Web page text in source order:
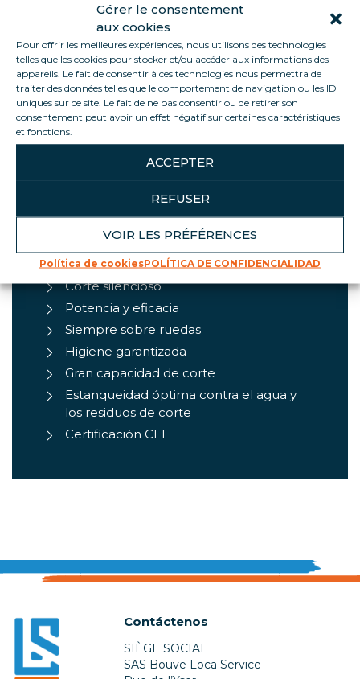
Gérer le consentement
aux cookies
Pour offrir les meilleures expériences, nous utilisons des technologies
telles que les cookies pour stocker et/ou accéder aux informations des
appareils. Le fait de consentir à ces technologies nous permettra de
traiter des données telles que le comportement de navigation ou les ID
uniques sur ce site. Le fait de ne pas consentir ou de retirer son
consentement peut avoir un effet négatif sur certaines caractéristiques
et fonctions.
ACCEPTER
REFUSER
VOIR LES PRÉFÉRENCES
Política de cookiesPOLÍTICA DE CONFIDENCIALIDAD
La cortadora de fiambres Loca Service está
fabricada en Francia y es extremadamente
robusta. La bandeja puede ajustarse en todas las
posiciones, de modo que puede alinearse perfecta
y fácilmente con la cuchilla. La base también se ha
modificado ligeramente para hacerla más
ergonómica para los usuarios.
ASPECTOS DESTACADOS DEL
PRODUCTO
Corte silencioso
Potencia y eficacia
Siempre sobre ruedas
Higiene garantizada
Gran capacidad de corte
Estanqueidad óptima contra el agua y
los residuos de corte
Certificación CEE
Contáctenos
SIÈGE SOCIAL
SAS Bouve Loca Service